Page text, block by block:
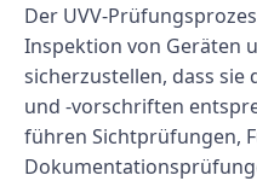
Der UVV-
Inspektion von Geräten
sicherzustellen, dass sie
und -vorschriften
führen Sichtprüfungen,